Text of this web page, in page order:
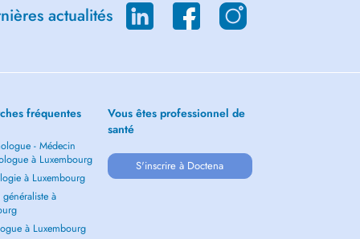
actualités
fréquentes
- Médecin
à Luxembourg
à Luxembourg
à
à Luxembourg
Vous êtes professionnel de
santé
S'inscrire à Doctena